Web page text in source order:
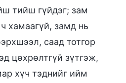
тийш гүйдэг; зам
хамаагүй, замд нь
саад тотгор
цөхрөлтгүй зүтгэж,
хүч тэднийг ийм